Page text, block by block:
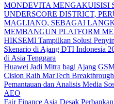
MONDEVITA MENGAKUISISI
UNDERSCORE DISTRICT,
MAGLIANO, SEBAGAI
MEMBANGUN PLATFORM
HIKSEMI Tampilkan Solusi
Skenario di Ajang DTI Indonesia
di Asia Tenggara
Huawei Jadi Mitra bagi Ajang
Cision Raih MarTech
Pemantauan dan Analisis Media
AEO
Fair Finance Asia Desak